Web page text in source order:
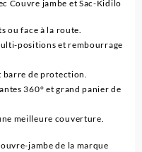
Couvre jambe et Sac-Kidilo
ou face à la route.
positions et rembourrage
barre de protection.
360° et grand panier de
meilleure couverture.
jambe de la marque